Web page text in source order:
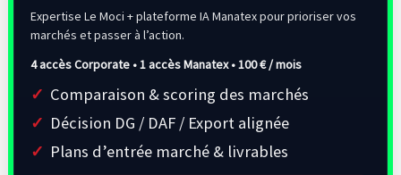
Expertise Le Moci + plateforme IA Manatex pour prioriser vos
marchés et passer à l’action.
4 accès Corporate • 1 accès Manatex •100 € / mois
Comparaison & scoring des marchés
Décision DG / DAF / Export alignée
Plans d’entrée marché & livrables